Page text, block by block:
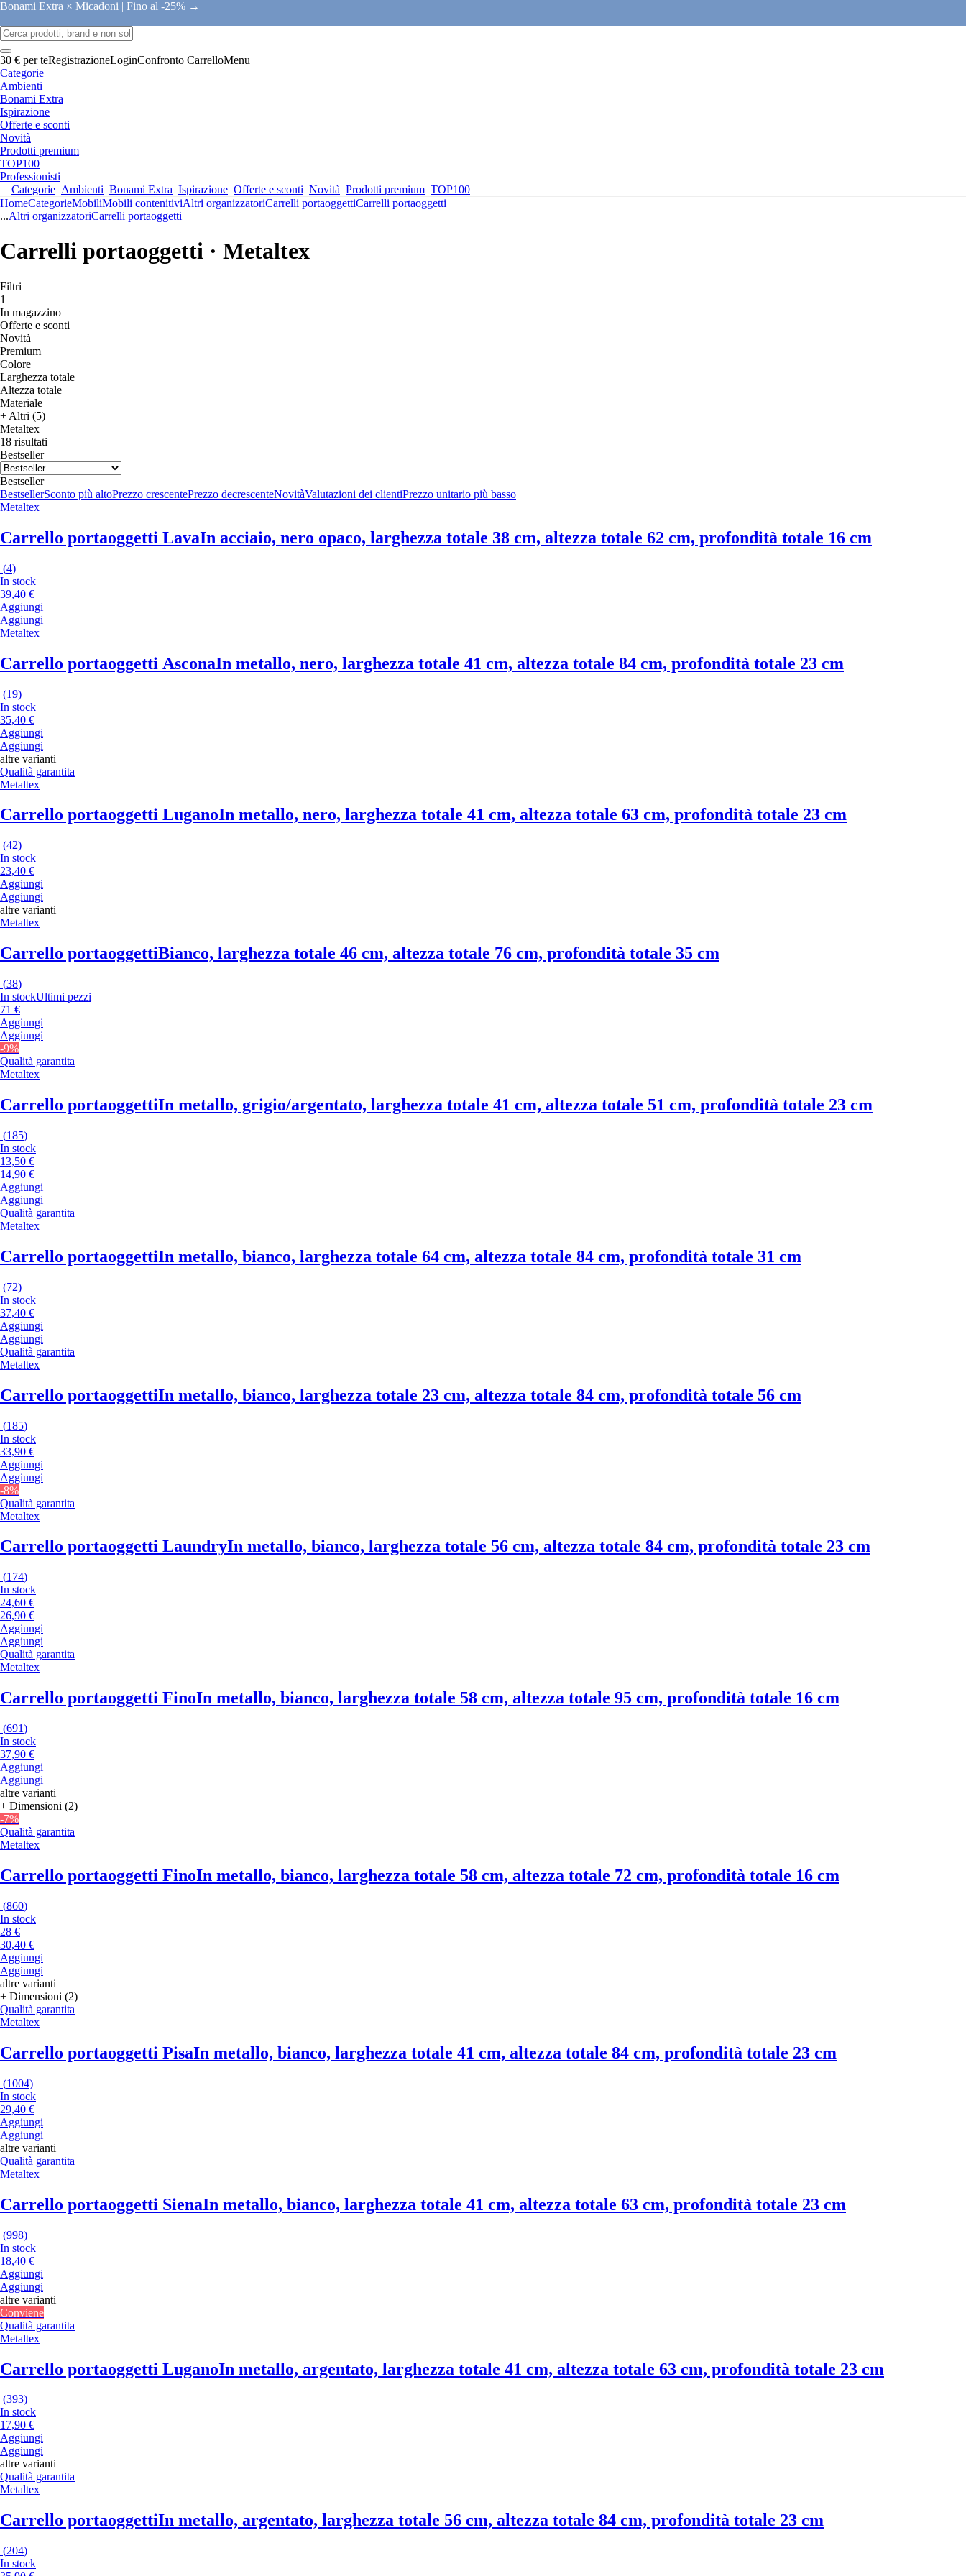
Bonami Extra × Micadoni | Fino al -25% →
30 € per teRegistrazioneLoginConfronto CarrelloMenu
Categorie
Ambienti
Bonami Extra
Ispirazione
Offerte e sconti
Novità
Prodotti premium
TOP100
Professionisti
Categorie Ambienti Bonami Extra Ispirazione Offerte e sconti Novità Prodotti premium TOP100
HomeCategorieMobiliMobili contenitiviAltri organizzatoriCarrelli portaoggettiCarrelli portaoggetti
...Altri organizzatoriCarrelli portaoggetti
Carrelli portaoggetti · Metaltex
Filtri
1
In magazzino
Offerte e sconti
Novità
Premium
Colore
Larghezza totale
Altezza totale
Materiale
+ Altri (5)
Metaltex
18 risultati
Bestseller
Bestseller
BestsellerSconto più altoPrezzo crescentePrezzo decrescenteNovitàValutazioni dei clientiPrezzo unitario più basso
Metaltex
Carrello portaoggetti LavaIn acciaio, nero opaco, larghezza totale 38 cm, altezza totale 62 cm, profondità totale 16 cm
(4)
In stock
39,40 €
Aggiungi
Aggiungi
Metaltex
Carrello portaoggetti AsconaIn metallo, nero, larghezza totale 41 cm, altezza totale 84 cm, profondità totale 23 cm
(19)
In stock
35,40 €
Aggiungi
Aggiungi
altre varianti
Qualità garantita
Metaltex
Carrello portaoggetti LuganoIn metallo, nero, larghezza totale 41 cm, altezza totale 63 cm, profondità totale 23 cm
(42)
In stock
23,40 €
Aggiungi
Aggiungi
altre varianti
Metaltex
Carrello portaoggettiBianco, larghezza totale 46 cm, altezza totale 76 cm, profondità totale 35 cm
(38)
In stockUltimi pezzi
71 €
Aggiungi
Aggiungi
-9%
Qualità garantita
Metaltex
Carrello portaoggettiIn metallo, grigio/argentato, larghezza totale 41 cm, altezza totale 51 cm, profondità totale 23 cm
(185)
In stock
13,50 €
14,90 €
Aggiungi
Aggiungi
Qualità garantita
Metaltex
Carrello portaoggettiIn metallo, bianco, larghezza totale 64 cm, altezza totale 84 cm, profondità totale 31 cm
(72)
In stock
37,40 €
Aggiungi
Aggiungi
Qualità garantita
Metaltex
Carrello portaoggettiIn metallo, bianco, larghezza totale 23 cm, altezza totale 84 cm, profondità totale 56 cm
(185)
In stock
33,90 €
Aggiungi
Aggiungi
-8%
Qualità garantita
Metaltex
Carrello portaoggetti LaundryIn metallo, bianco, larghezza totale 56 cm, altezza totale 84 cm, profondità totale 23 cm
(174)
In stock
24,60 €
26,90 €
Aggiungi
Aggiungi
Qualità garantita
Metaltex
Carrello portaoggetti FinoIn metallo, bianco, larghezza totale 58 cm, altezza totale 95 cm, profondità totale 16 cm
(691)
In stock
37,90 €
Aggiungi
Aggiungi
altre varianti
+ Dimensioni (2)
-7%
Qualità garantita
Metaltex
Carrello portaoggetti FinoIn metallo, bianco, larghezza totale 58 cm, altezza totale 72 cm, profondità totale 16 cm
(860)
In stock
28 €
30,40 €
Aggiungi
Aggiungi
altre varianti
+ Dimensioni (2)
Qualità garantita
Metaltex
Carrello portaoggetti PisaIn metallo, bianco, larghezza totale 41 cm, altezza totale 84 cm, profondità totale 23 cm
(1004)
In stock
29,40 €
Aggiungi
Aggiungi
altre varianti
Qualità garantita
Metaltex
Carrello portaoggetti SienaIn metallo, bianco, larghezza totale 41 cm, altezza totale 63 cm, profondità totale 23 cm
(998)
In stock
18,40 €
Aggiungi
Aggiungi
altre varianti
Conviene
Qualità garantita
Metaltex
Carrello portaoggetti LuganoIn metallo, argentato, larghezza totale 41 cm, altezza totale 63 cm, profondità totale 23 cm
(393)
In stock
17,90 €
Aggiungi
Aggiungi
altre varianti
Qualità garantita
Metaltex
Carrello portaoggettiIn metallo, argentato, larghezza totale 56 cm, altezza totale 84 cm, profondità totale 23 cm
(204)
In stock